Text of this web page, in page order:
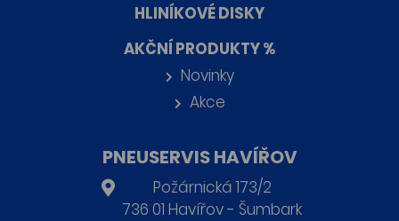
HLINÍKOVÉ DISKY
AKČNÍ PRODUKTY %
Novinky
Akce
PNEUSERVIS HAVÍŘOV
Požárnická 173/2
736 01 Havířov - Šumbark